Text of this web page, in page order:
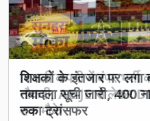
बिजली कंपनी में बंपर भर्ती
नौकरी, AE-JE से लेकर
तक मौके
Previous